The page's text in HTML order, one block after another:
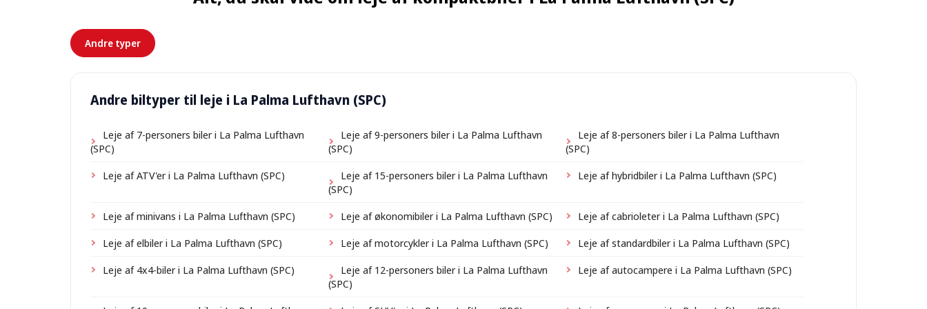
Andre typer
Andre biltyper til leje i La Palma Lufthavn (SPC)
Leje af 7-personers biler i La Palma Lufthavn
(SPC)
Leje af 9-personers biler i La Palma Lufthavn
(SPC)
Leje af 8-personers biler i La Palma Lufthavn
(SPC)
Leje af ATV'er i La Palma Lufthavn (SPC)
Leje af 15-personers biler i La Palma Lufthavn
(SPC)
Leje af hybridbiler i La Palma Lufthavn (SPC)
Leje af minivans i La Palma Lufthavn (SPC) Leje af økonomibiler i La Palma Lufthavn (SPC)
Leje af cabrioleter i La Palma Lufthavn (SPC)
Leje af elbiler i La Palma Lufthavn (SPC)
Leje af motorcykler i La Palma Lufthavn (SPC)
Leje af standardbiler i La Palma Lufthavn (SPC)
Leje af 4x4-biler i La Palma Lufthavn (SPC)
Leje af 12-personers biler i La Palma Lufthavn
(SPC)
Leje af autocampere i La Palma Lufthavn (SPC)